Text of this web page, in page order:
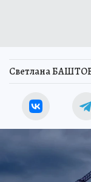
Светлана